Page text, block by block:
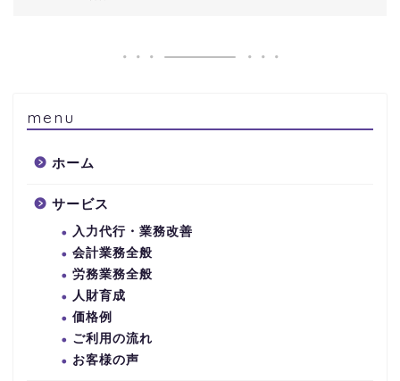
menu
ホーム
サービス
入力代行・業務改善
会計業務全般
労務業務全般
人財育成
価格例
ご利用の流れ
お客様の声